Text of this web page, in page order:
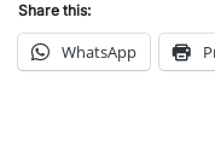
Share this:
WhatsApp